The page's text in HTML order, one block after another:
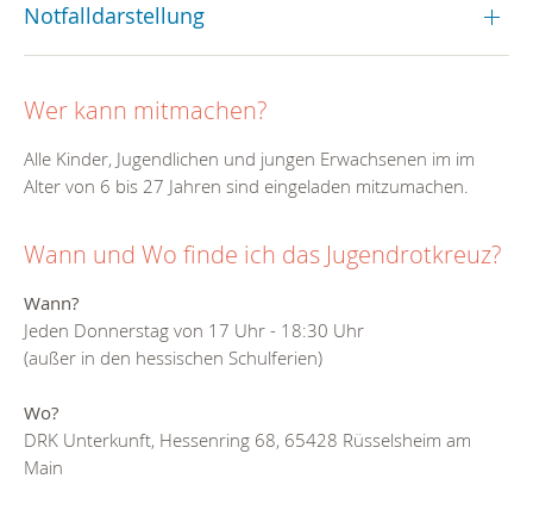
Notfalldarstellung
Wer kann mitmachen?
Alle Kinder, Jugendlichen und jungen Erwachsenen im im
Alter von 6 bis 27 Jahren sind eingeladen mitzumachen.
Wann und Wo finde ich das Jugendrotkreuz?
Wann?
Jeden Donnerstag von 17 Uhr - 18:30 Uhr
(außer in den hessischen Schulferien)
Wo?
DRK Unterkunft, Hessenring 68, 65428 Rüsselsheim am
Main